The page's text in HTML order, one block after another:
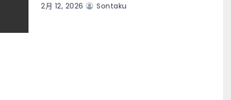
2月 12, 2026 Sontaku